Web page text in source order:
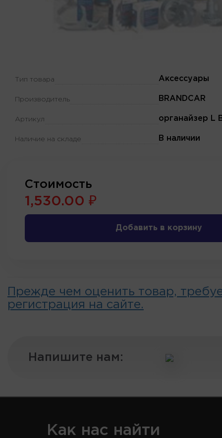
Тип товара Аксессуары
Производитель BRANDCAR
Артикул органайзер L
Наличие на складе В наличии
Стоимость
1,530.00 ₽
Добавить в корзину
Прежде чем оценить товар,
регистрация на сайте.
Напишите нам:
Как нас найти